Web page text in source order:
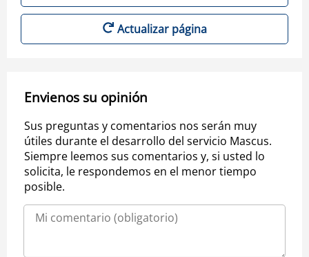
Actualizar página
Envienos su opinión
Sus preguntas y comentarios nos serán muy
útiles durante el desarrollo del servicio Mascus.
Siempre leemos sus comentarios y, si usted lo
solicita, le respondemos en el menor tiempo
posible.